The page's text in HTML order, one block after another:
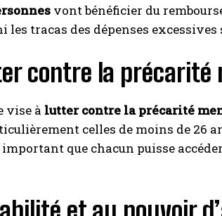
vont bénéficier du
les tracas des dépenses
contre la précarité
vise à lutter contre la précarité
celles de moins de 26
que chacun puisse